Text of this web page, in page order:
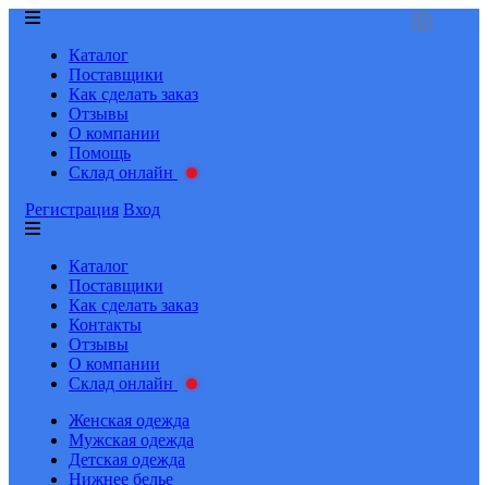
Каталог
Поставщики
Как сделать заказ
Отзывы
О компании
Помощь
Склад онлайн
Регистрация Вход
Каталог
Поставщики
Как сделать заказ
Контакты
Отзывы
О компании
Склад онлайн
Женская одежда
Мужская одежда
Детская одежда
Нижнее белье